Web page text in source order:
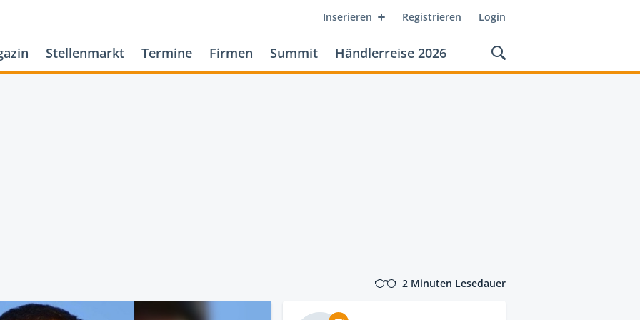
Inserieren Registrieren Login
Stellenmarkt Termine Firmen Summit Händlerreise 2026
2 Minuten Lesedauer